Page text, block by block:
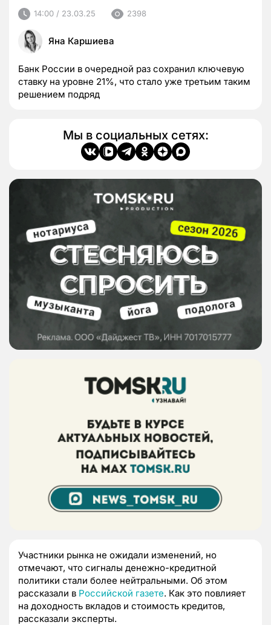
14:00 / 23.03.25 2398
Яна Каршиева
Банк России в очередной раз сохранил ключевую
ставку на уровне 21%, что стало уже третьим таким
решением подряд
Мы в социальных сетях:
Участники рынка не ожидали изменений, но
отмечают, что сигналы денежно-кредитной
политики стали более нейтральными. Об этом
рассказали в Российской газете. Как это повлияет
на доходность вкладов и стоимость кредитов,
рассказали эксперты.